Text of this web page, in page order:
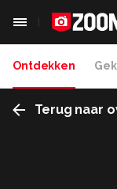
Ontdekken
Terug naar